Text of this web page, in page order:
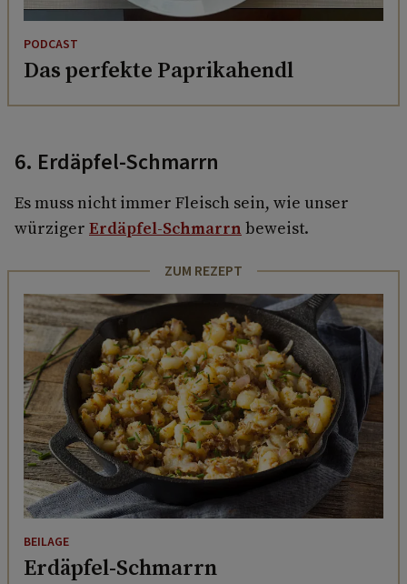
PODCAST
Das perfekte Paprikahendl
6. Erdäpfel-Schmarrn
Es muss nicht immer Fleisch sein, wie unser
würziger Erdäpfel-Schmarrn beweist.
ZUM REZEPT
BEILAGE
Erdäpfel-Schmarrn